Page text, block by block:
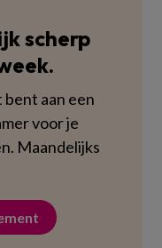
scherp
aan een
voor je
Maandelijks